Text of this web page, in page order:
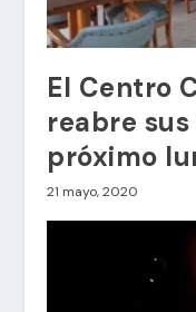
El Centro
reabre
próximo
21 mayo, 2020